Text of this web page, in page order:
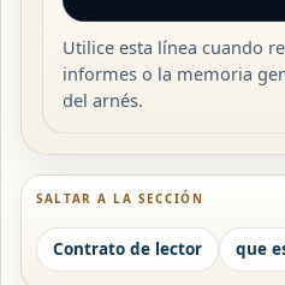
Utilice esta línea cuando
informes o la memoria
del arnés.
SALTAR A LA SECCIÓN
Contrato de lector que